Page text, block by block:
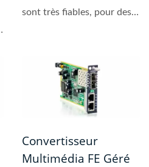
sont très fiables, pour des
Convertisseur
Multimédia FE Géré